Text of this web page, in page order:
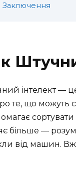
Заключення
інтелект —
те, що можуть
сортувати
більше —
від машин.